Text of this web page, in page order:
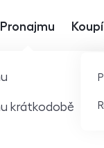
nabídka
Pronajmu
krátkodobě
2+kk